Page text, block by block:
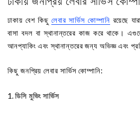
ঢাকায় বেশ কিছুলেবার সার্ভিস কোম্পানি রয়েছে
বাসা বদল বা স্থানান্তরের কাজ করে থাকে।
আনপ্যাকিং এবং স্থানান্তরের জন্য অভিজ্ঞ এবং
কিছু জনপ্রিয় লেবার সার্ভিস কোম্পানি:
ডিসি মুভিং সার্ভিস